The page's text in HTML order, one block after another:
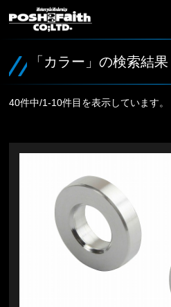
「カラー」の検索結果
40件中/1-10件目を表示しています。